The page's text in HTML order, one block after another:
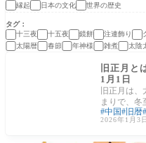
縁起
日本の文化 世界の歴史
タグ
十三夜
十五夜 鏡餅 注連飾り
太陽暦
春節 年神様 雑煮 太陰
日本の文化
旧正月と
1月1日
旧正月は
まりで、冬
のが通例で
年を数
中国 旧暦
2026年1月3日